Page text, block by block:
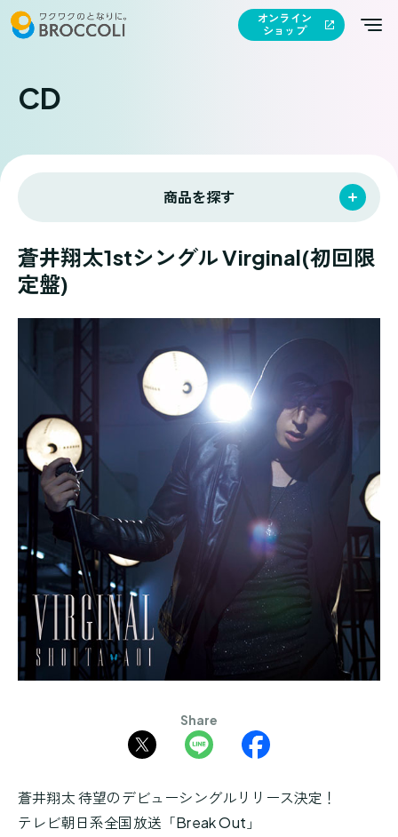
オンライン
ショップ
CD
商品を探す
蒼井翔太1stシングル Virginal(初回限
定盤)
Share
蒼井翔太 待望のデビューシングルリリース決定！
テレビ朝日系全国放送「Break Out」